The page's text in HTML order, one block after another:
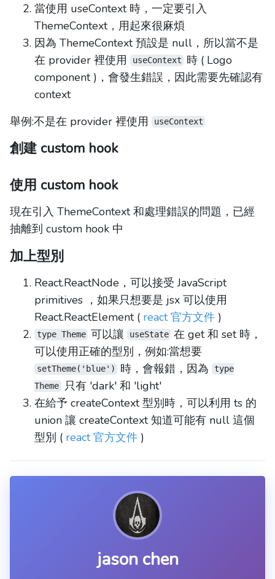
當使用 useContext 時，一定要引入
ThemeContext，用起來很麻煩
因為 ThemeContext 預設是 null，所以當不是
在 provider 裡使用
useContext
時 ( Logo
component )，會發生錯誤，因此需要先確認有
context
舉例:不是在 provider 裡使用
useContext
創建 custom hook
使用 custom hook
現在引入 ThemeContext 和處理錯誤的問題，已經
抽離到 custom hook 中
加上型別
React.ReactNode，可以接受 JavaScript
primitives ，如果只想要是 jsx 可以使用
React.ReactElement ( react 官方文件 )
type Theme 可以讓 useState 在 get 和 set 時，
可以使用正確的型別，例如:當想要
setTheme('blue') 時，會報錯，因為
type
Theme
只有 'dark' 和 'light'
在給予 createContext 型別時，可以利用 ts 的
union 讓 createContext 知道可能有 null 這個
型別 ( react 官方文件 )
jason chen